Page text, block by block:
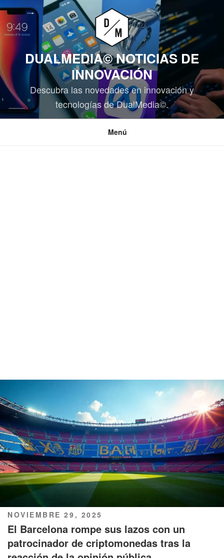
Saltar
contenido
DUALMEDIA© NOTICIAS DE
INNOVACIÓN
Descubra las novedades en innovación y
tecnologías de DualMedia©.
Menú
PUBLICADO
EL
NOVIEMBRE 29, 2025
El Barcelona rompe sus lazos con un
patrocinador de criptomonedas tras la